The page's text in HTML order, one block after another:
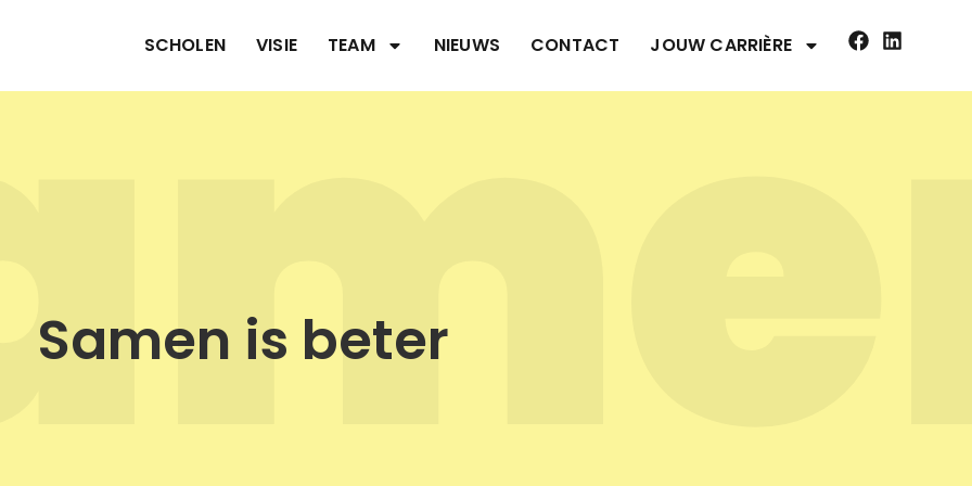
SCHOLEN VISIE TEAM NIEUWS CONTACT JOUW CARRIÈRE
Samen is beter